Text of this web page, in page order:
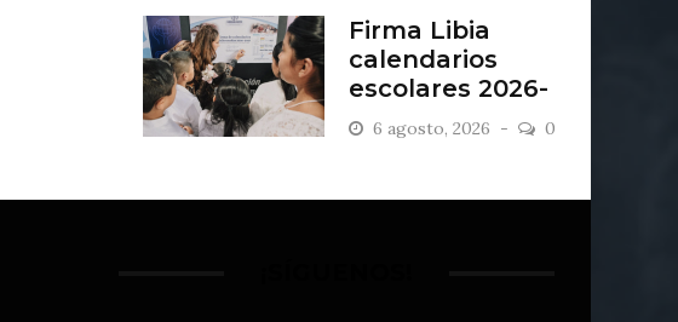
Firma Libia
calendarios
escolares 2026-
2027
6 agosto, 2026 0